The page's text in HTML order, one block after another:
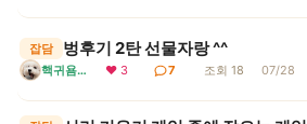
잡담 벙후기 2탄 선물자랑 ^^
핵귀욤서리 ❤ 3 7 조회 18 07/28